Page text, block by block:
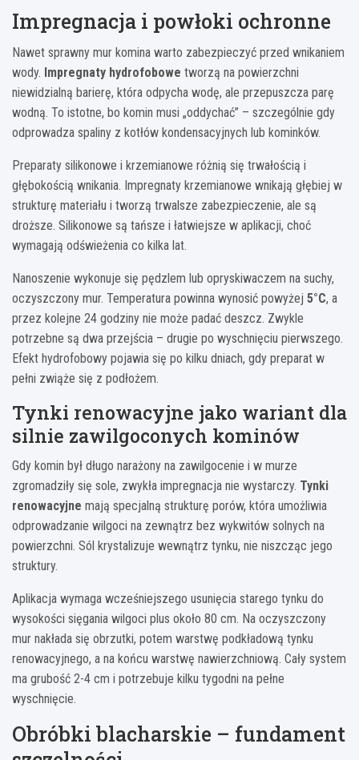
Impregnacja i powłoki ochronne
Nawet sprawny mur komina warto zabezpieczyć przed wnikaniem
wody. Impregnaty hydrofobowe tworzą na powierzchni
niewidzialną barierę, która odpycha wodę, ale przepuszcza parę
wodną. To istotne, bo komin musi „oddychać” – szczególnie gdy
odprowadza spaliny z kotłów kondensacyjnych lub kominków.
Preparaty silikonowe i krzemianowe różnią się trwałością i
głębokością wnikania. Impregnaty krzemianowe wnikają głębiej w
strukturę materiału i tworzą trwalsze zabezpieczenie, ale są
droższe. Silikonowe są tańsze i łatwiejsze w aplikacji, choć
wymagają odświeżenia co kilka lat.
Nanoszenie wykonuje się pędzlem lub opryskiwaczem na suchy,
oczyszczony mur. Temperatura powinna wynosić powyżej 5°C, a
przez kolejne 24 godziny nie może padać deszcz. Zwykle
potrzebne są dwa przejścia – drugie po wyschnięciu pierwszego.
Efekt hydrofobowy pojawia się po kilku dniach, gdy preparat w
pełni zwiąże się z podłożem.
Tynki renowacyjne jako wariant dla
silnie zawilgoconych kominów
Gdy komin był długo narażony na zawilgocenie i w murze
zgromadziły się sole, zwykła impregnacja nie wystarczy. Tynki
renowacyjne mają specjalną strukturę porów, która umożliwia
odprowadzanie wilgoci na zewnątrz bez wykwitów solnych na
powierzchni. Sól krystalizuje wewnątrz tynku, nie niszcząc jego
struktury.
Aplikacja wymaga wcześniejszego usunięcia starego tynku do
wysokości sięgania wilgoci plus około 80 cm. Na oczyszczony
mur nakłada się obrzutki, potem warstwę podkładową tynku
renowacyjnego, a na końcu warstwę nawierzchniową. Cały system
ma grubość 2-4 cm i potrzebuje kilku tygodni na pełne
wyschnięcie.
Obróbki blacharskie – fundament